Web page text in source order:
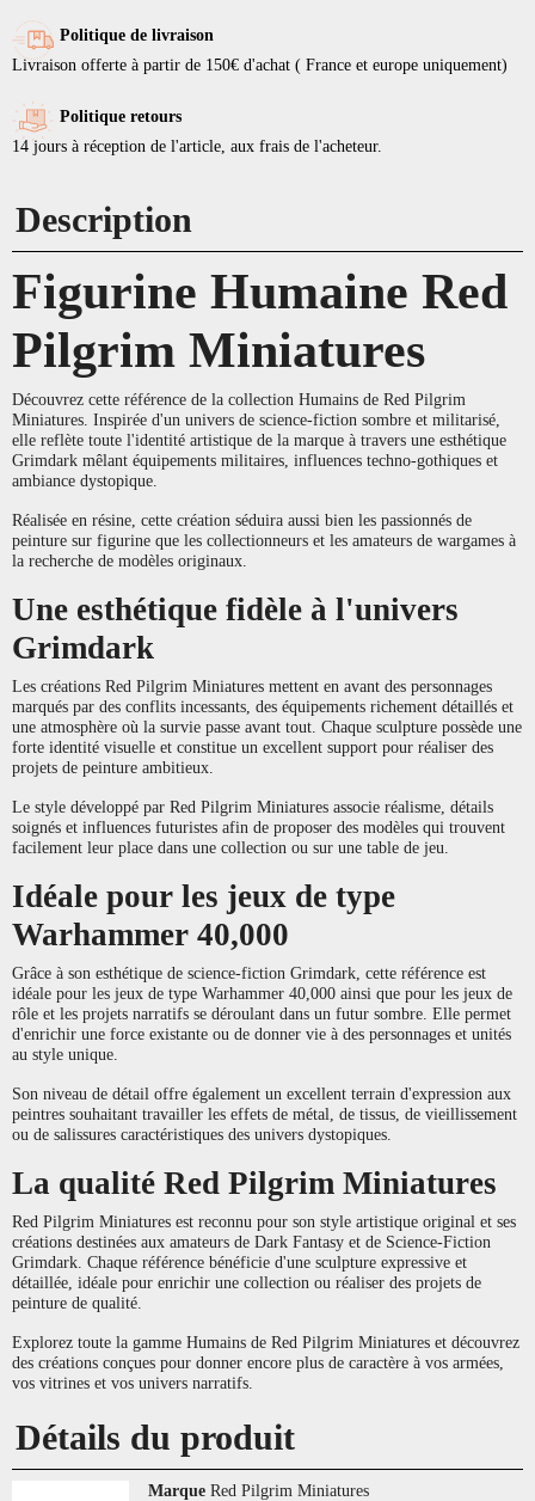
Politique de livraison
Livraison offerte à partir de 150€ d'achat ( France et europe uniquement)
Politique retours
14 jours à réception de l'article, aux frais de l'acheteur.
Description
Figurine Humaine Red
Pilgrim Miniatures
Découvrez cette référence de la collection Humains de Red Pilgrim
Miniatures. Inspirée d'un univers de science-fiction sombre et militarisé,
elle reflète toute l'identité artistique de la marque à travers une esthétique
Grimdark mêlant équipements militaires, influences techno-gothiques et
ambiance dystopique.
Réalisée en résine, cette création séduira aussi bien les passionnés de
peinture sur figurine que les collectionneurs et les amateurs de wargames à
la recherche de modèles originaux.
Une esthétique fidèle à l'univers
Grimdark
Les créations Red Pilgrim Miniatures mettent en avant des personnages
marqués par des conflits incessants, des équipements richement détaillés et
une atmosphère où la survie passe avant tout. Chaque sculpture possède une
forte identité visuelle et constitue un excellent support pour réaliser des
projets de peinture ambitieux.
Le style développé par Red Pilgrim Miniatures associe réalisme, détails
soignés et influences futuristes afin de proposer des modèles qui trouvent
facilement leur place dans une collection ou sur une table de jeu.
Idéale pour les jeux de type
Warhammer 40,000
Grâce à son esthétique de science-fiction Grimdark, cette référence est
idéale pour les jeux de type Warhammer 40,000 ainsi que pour les jeux de
rôle et les projets narratifs se déroulant dans un futur sombre. Elle permet
d'enrichir une force existante ou de donner vie à des personnages et unités
au style unique.
Son niveau de détail offre également un excellent terrain d'expression aux
peintres souhaitant travailler les effets de métal, de tissus, de vieillissement
ou de salissures caractéristiques des univers dystopiques.
La qualité Red Pilgrim Miniatures
Red Pilgrim Miniatures est reconnu pour son style artistique original et ses
créations destinées aux amateurs de Dark Fantasy et de Science-Fiction
Grimdark. Chaque référence bénéficie d'une sculpture expressive et
détaillée, idéale pour enrichir une collection ou réaliser des projets de
peinture de qualité.
Explorez toute la gamme Humains de Red Pilgrim Miniatures et découvrez
des créations conçues pour donner encore plus de caractère à vos armées,
vos vitrines et vos univers narratifs.
Détails du produit
Marque Red Pilgrim Miniatures